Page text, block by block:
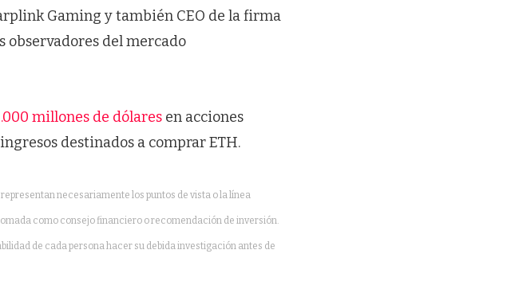
Gaming y también CEO de la firma
observadores del mercado
millones de dólares en acciones
destinados a comprar ETH.
necesariamente los puntos de vista o la línea
como consejo financiero o recomendación de inversión.
de cada persona hacer su debida investigación antes de